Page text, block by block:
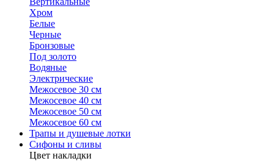
Хром
Белые
Черные
Бронзовые
Под золото
Водяные
Электрические
Межосевое 30 см
Межосевое 40 см
Межосевое 50 см
Межосевое 60 см
Трапы и душевые лотки
Сифоны и сливы
Цвет накладки